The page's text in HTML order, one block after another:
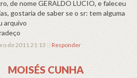
de nome GERALDO LUCIO, e faleceu
gostaria de saber se o sr: tem alguma
arquivo
de 2011 21:13 || Responder
MOISÉS CUNHA